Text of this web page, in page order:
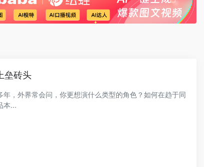
垒砖头
，外界常会问，你更想演什么类型的角色？如何在趋于同
本...